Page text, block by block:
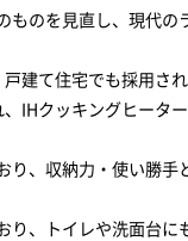
ものを見直し、現代の
建て住宅でも採用さ
IHクッキングヒータ
り、収納力・使い勝手
り、トイレや洗面台に